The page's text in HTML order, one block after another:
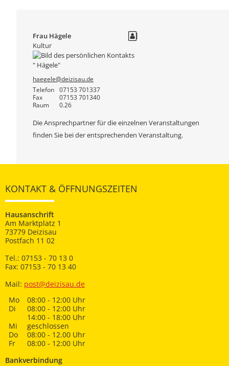
Frau Hägele
Kultur
haegele@deizisau.de
Telefon
07153 701337
Fax 07153 701340
Raum 0.26
Die Ansprechpartner für die einzelnen Veranstaltungen
finden Sie bei der entsprechenden Veranstaltung.
KONTAKT & ÖFFNUNGSZEITEN
Hausanschrift
Am Marktplatz 1
73779 Deizisau
Postfach 11 02
Tel.: 07153 - 70 13 0
Fax: 07153 - 70 13 40
Mail: post@deizisau.de
Mo
08:00 - 12:00 Uhr
Di
08:00 - 12:00 Uhr
14:00 - 18:00 Uhr
Mi
geschlossen
Do
08:00 - 12.00 Uhr
Fr
08:00 - 12:00 Uhr
Bankverbindung